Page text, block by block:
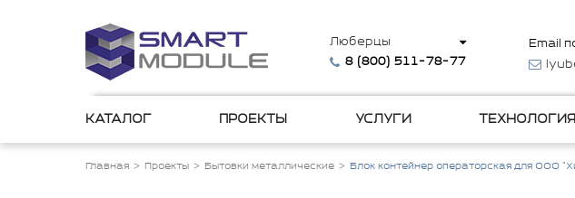
Люберцы
8 (800) 511-78-77
Email
КАТАЛОГ ПРОЕКТЫ УСЛУГИ ТЕХНОЛОГИЯ
Главная Проекты Бытовки металлические Блок контейнер операторская для ООО